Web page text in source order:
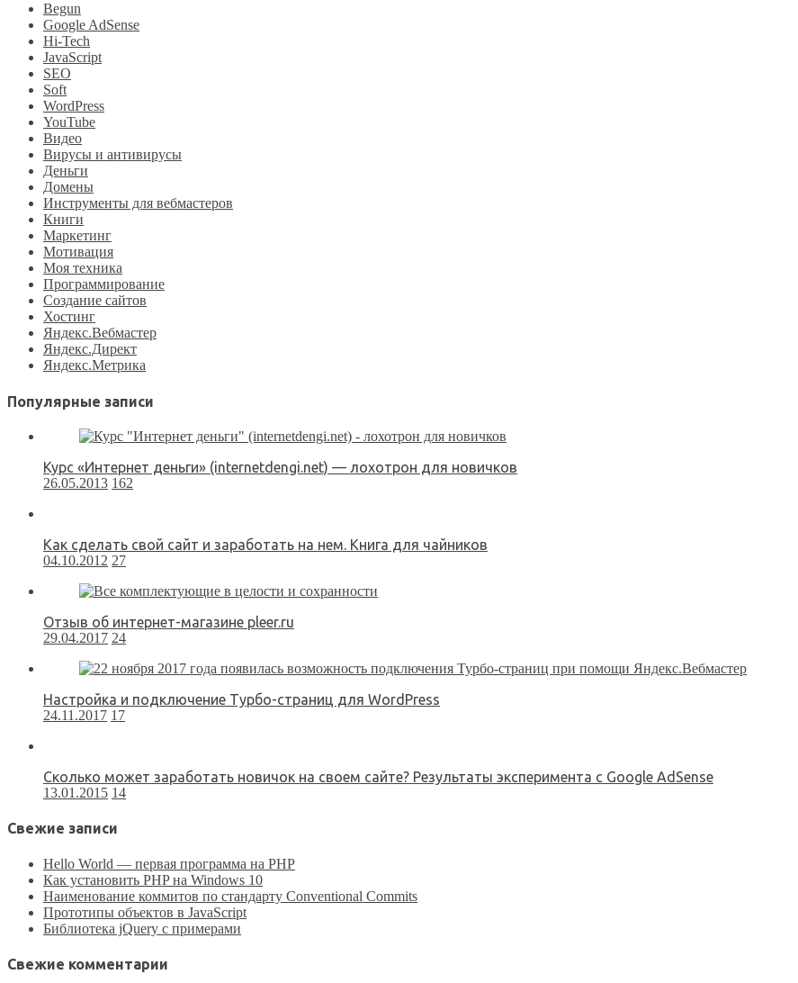
Begun
Google AdSense
Hi-Tech
JavaScript
SEO
Soft
WordPress
YouTube
Видео
Вирусы и антивирусы
Деньги
Домены
Инструменты для вебмастеров
Книги
Маркетинг
Мотивация
Моя техника
Программирование
Создание сайтов
Хостинг
Яндекс.Вебмастер
Яндекс.Директ
Яндекс.Метрика
Популярные записи
Курс «Интернет деньги» (internetdengi.net) — лохотрон для новичков
26.05.2013 162
Как сделать свой сайт и заработать на нем. Книга для чайников
04.10.2012 27
Отзыв об интернет-магазине pleer.ru
29.04.2017 24
Настройка и подключение Турбо-страниц для WordPress
24.11.2017 17
Сколько может заработать новичок на своем сайте? Результаты эксперимента с Google AdSense
13.01.2015 14
Свежие записи
Hello World — первая программа на PHP
Как установить PHP на Windows 10
Наименование коммитов по стандарту Conventional Commits
Прототипы объектов в JavaScript
Библиотека jQuery с примерами
Свежие комментарии